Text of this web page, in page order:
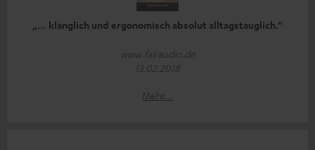
„… klanglich und ergonomisch absolut alltagstauglich.“
www.fairaudio.de
13.02.2018
Mehr...